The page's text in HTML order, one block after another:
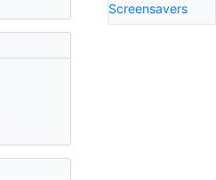
Screensavers